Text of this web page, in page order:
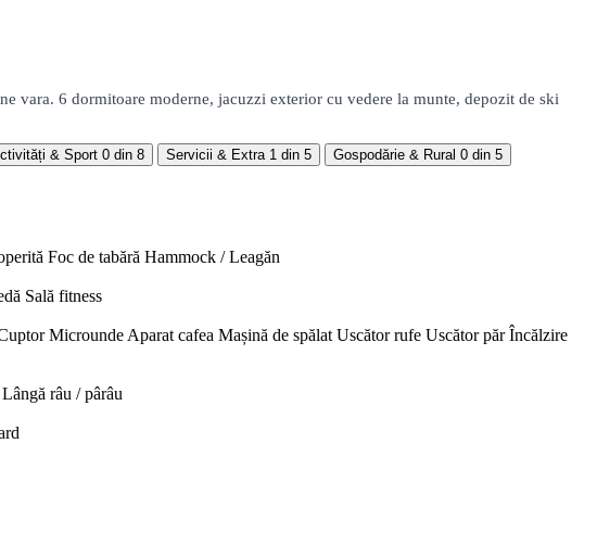
vara. 6 dormitoare moderne, jacuzzi exterior cu vedere la munte, depozit de ski
& Sport 0 din 8 Servicii & Extra 1 din 5 Gospodărie & Rural 0 din 5
Foc de tabără Hammock / Leagăn
Sală fitness
Microunde Aparat cafea Mașină de spălat Uscător rufe Uscător păr Încălzire
Lângă râu / pârâu